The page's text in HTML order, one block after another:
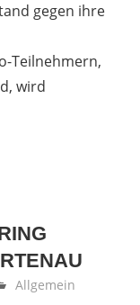
gegen ihre
Teilnehmern,
wird
Allgemein